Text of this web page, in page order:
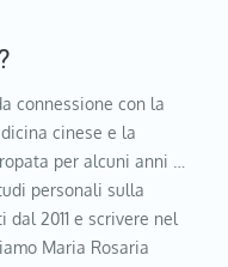
connessione con la
cinese e la
per alcuni anni …
personali sulla
dal 2011 e scrivere nel
Maria Rosaria